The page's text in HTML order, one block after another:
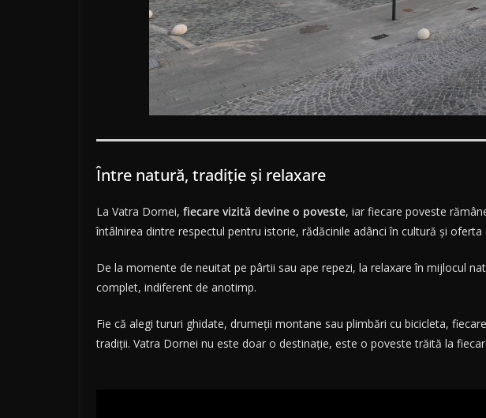
Între natură, tradiție și relaxare
La Vatra Dornei, fiecare vizită devine o poveste, iar fiecare poveste
întâlnirea dintre respectul pentru istorie, rădăcinile adânci în cultură și
De la momente de neuitat pe pârtii sau ape repezi, la relaxare în mijlocul
complet, indiferent de anotimp.
Fie că alegi tururi ghidate, drumeții montane sau plimbări cu bicicleta,
tradiții. Vatra Dornei nu este doar o destinație, este o poveste trăită la